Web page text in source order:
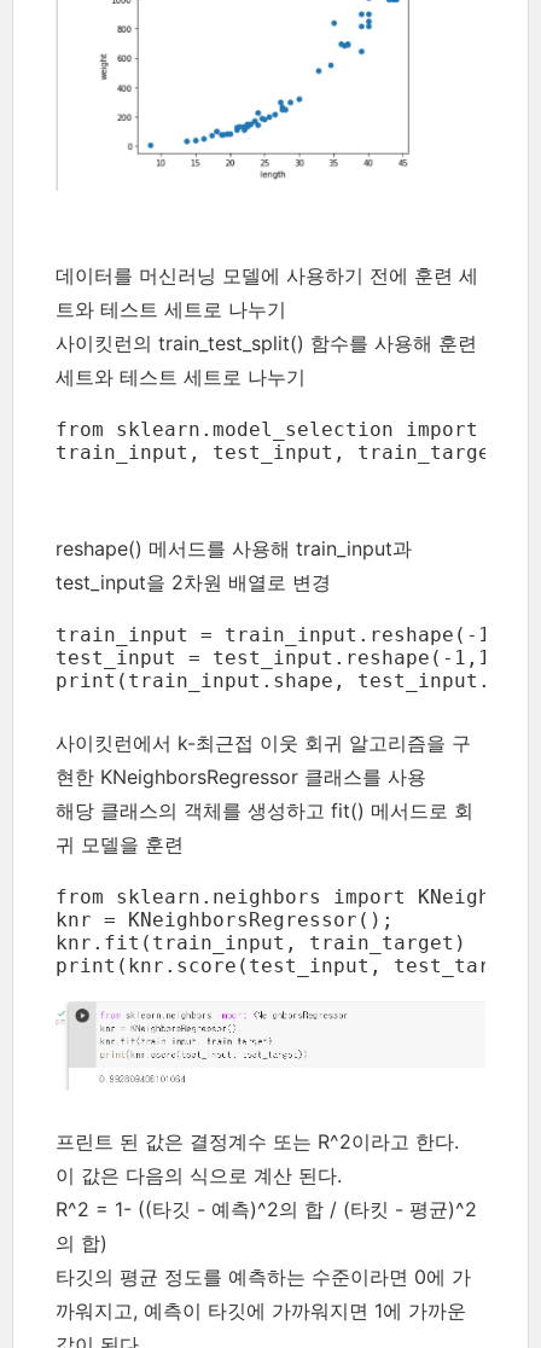
데이터를 머신러닝 모델에 사용하기 전에 훈련 세
트와 테스트 세트로 나누기
사이킷런의 train_test_split() 함수를 사용해 훈련
세트와 테스트 세트로 나누기
from sklearn.model_selection import
train_input, test_input, train_target,
reshape() 메서드를 사용해 train_input과
test_input을 2차원 배열로 변경
train_input = train_input.reshape(-1,1)
test_input = test_input.reshape(-1,1)
print(train_input.shape,
사이킷런에서 k-최근접 이웃 회귀 알고리즘을 구
현한 KNeighborsRegressor 클래스를 사용
해당 클래스의 객체를 생성하고 fit() 메서드로 회
귀 모델을 훈련
from sklearn.neighbors import
knr = KNeighborsRegressor();
knr.fit(train_input, train_target)
print(knr.score(test_input,
프린트 된 값은 결정계수 또는 R^2이라고 한다.
이 값은 다음의 식으로 계산 된다.
R^2 = 1- ((타깃 - 예측)^2의 합 / (타킷 - 평균)^2
의 합)
타깃의 평균 정도를 예측하는 수준이라면 0에 가
까워지고, 예측이 타깃에 가까워지면 1에 가까운